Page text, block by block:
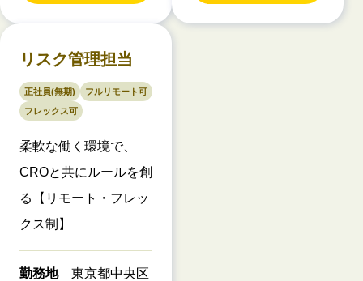
リスク管理担当
正社員(無期)
フルリモート可
フレックス可
柔軟な働く環境で、
CROと共にルールを創
る【リモート・フレッ
クス制】
勤務地 東京都中央区